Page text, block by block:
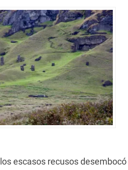
escasos recusos desembocó